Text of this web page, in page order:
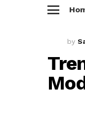
by